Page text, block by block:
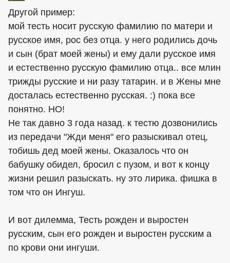
Другой пример:
мой тесть носит русскую фамилию по матери и
русское имя, рос без отца. у него родились дочь
и сын (брат моей жены) и ему дали русское имя
и естественно русскую фамилию отца.. все млин
трижды русские и ни разу татарин. и в Жены мне
досталась естественно русская. :) пока все
понятно. НО!
Не так давно 3 года назад. к тестю дозвонились
из передачи "Жди меня" его разыскивал отец,
тобишь дед моей жены. Оказалось что он
бабушку обидел, бросил с пузом, и вот к концу
жизни решил разыскать. ну это лирика. фишка в
том что он Ингуш.
И вот дилемма, Тесть рожден и выростен
русским, сын его рожден и выростен русским а
по крови они ингуши.